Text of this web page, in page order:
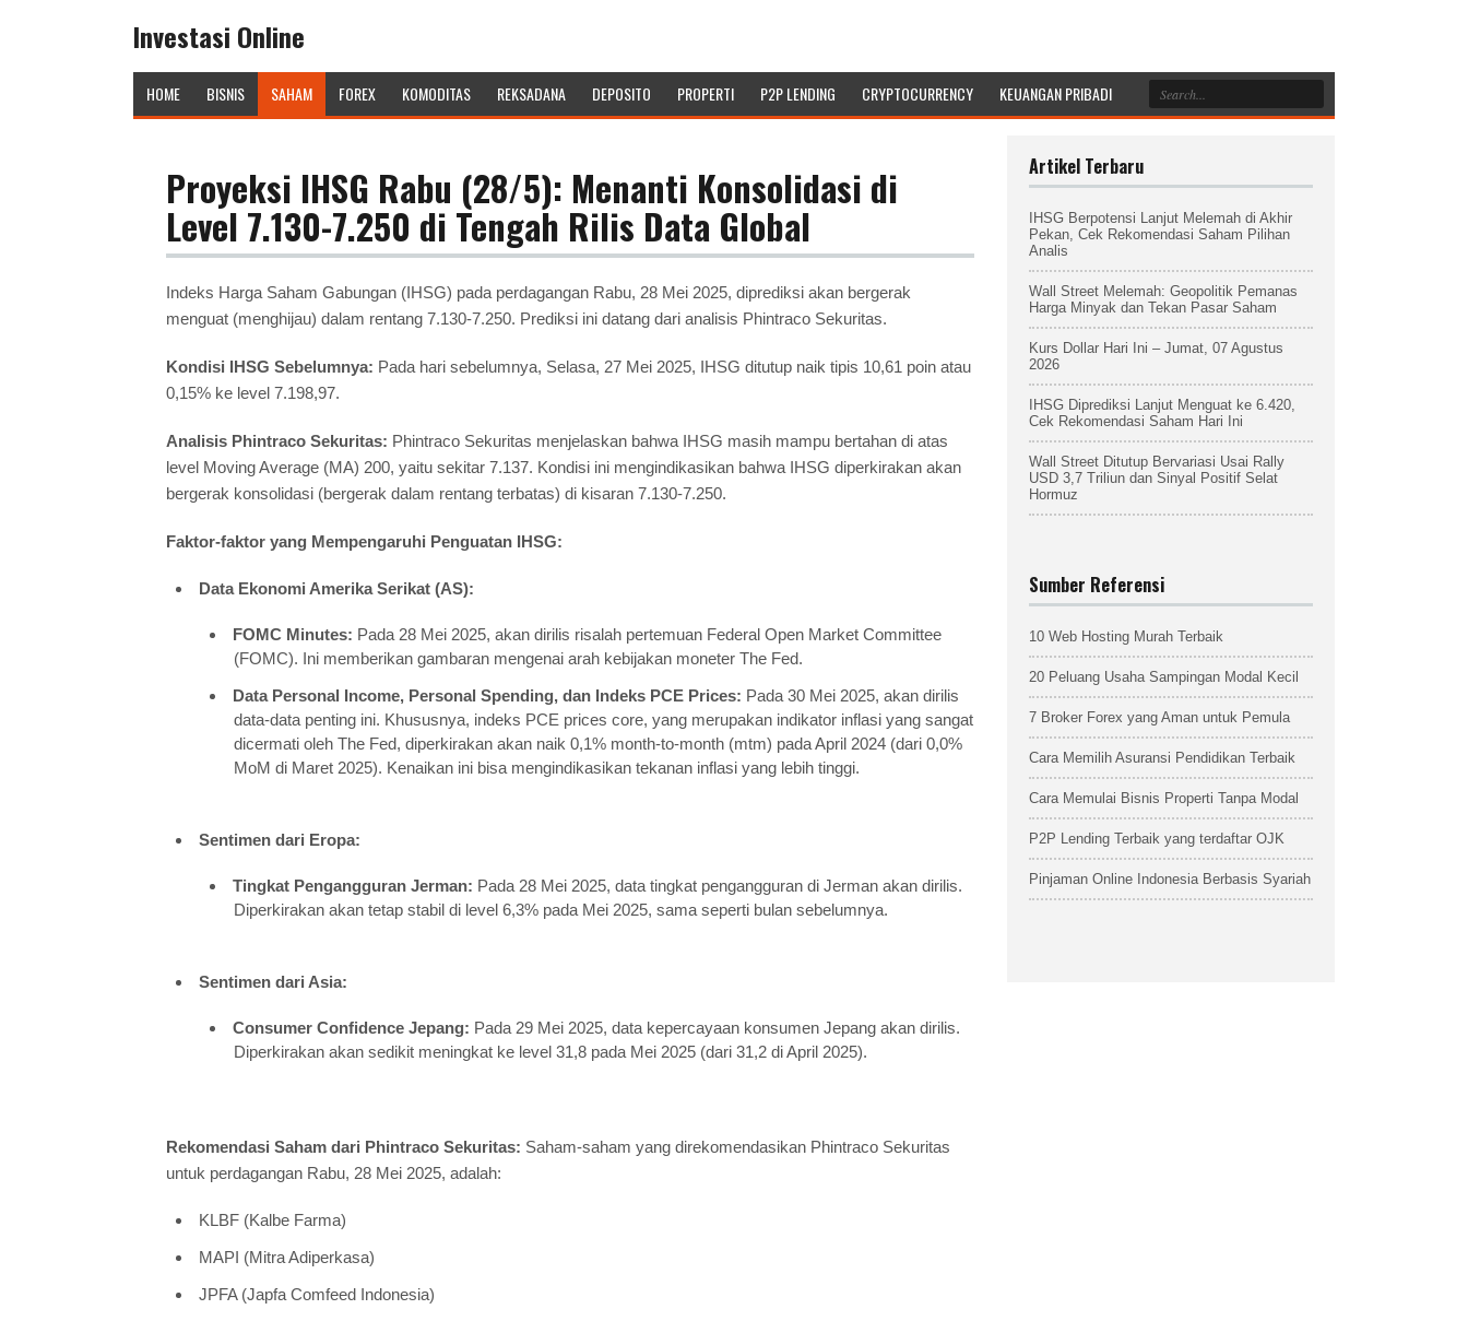
Investasi Online
HOME BISNIS SAHAM FOREX KOMODITAS REKSADANA DEPOSITO PROPERTI P2P LENDING CRYPTOCURRENCY KEUANGAN PRIBADI
Proyeksi IHSG Rabu (28/5): Menanti Konsolidasi di
Level 7.130-7.250 di Tengah Rilis Data Global
Indeks Harga Saham Gabungan (IHSG) pada perdagangan Rabu, 28 Mei 2025, diprediksi akan bergerak
menguat (menghijau) dalam rentang 7.130-7.250. Prediksi ini datang dari analisis Phintraco Sekuritas.
Kondisi IHSG Sebelumnya: Pada hari sebelumnya, Selasa, 27 Mei 2025, IHSG ditutup naik tipis 10,61 poin atau
0,15% ke level 7.198,97.
Analisis Phintraco Sekuritas: Phintraco Sekuritas menjelaskan bahwa IHSG masih mampu bertahan di atas
level Moving Average (MA) 200, yaitu sekitar 7.137. Kondisi ini mengindikasikan bahwa IHSG diperkirakan akan
bergerak konsolidasi (bergerak dalam rentang terbatas) di kisaran 7.130-7.250.
Faktor-faktor yang Mempengaruhi Penguatan IHSG:
Data Ekonomi Amerika Serikat (AS):
FOMC Minutes: Pada 28 Mei 2025, akan dirilis risalah pertemuan Federal Open Market Committee
(FOMC). Ini memberikan gambaran mengenai arah kebijakan moneter The Fed.
Data Personal Income, Personal Spending, dan Indeks PCE Prices: Pada 30 Mei 2025, akan dirilis
data-data penting ini. Khususnya, indeks PCE prices core, yang merupakan indikator inflasi yang sangat
dicermati oleh The Fed, diperkirakan akan naik 0,1% month-to-month (mtm) pada April 2024 (dari 0,0%
MoM di Maret 2025). Kenaikan ini bisa mengindikasikan tekanan inflasi yang lebih tinggi.
Sentimen dari Eropa:
Tingkat Pengangguran Jerman: Pada 28 Mei 2025, data tingkat pengangguran di Jerman akan dirilis.
Diperkirakan akan tetap stabil di level 6,3% pada Mei 2025, sama seperti bulan sebelumnya.
Sentimen dari Asia:
Consumer Confidence Jepang: Pada 29 Mei 2025, data kepercayaan konsumen Jepang akan dirilis.
Diperkirakan akan sedikit meningkat ke level 31,8 pada Mei 2025 (dari 31,2 di April 2025).
Rekomendasi Saham dari Phintraco Sekuritas: Saham-saham yang direkomendasikan Phintraco Sekuritas
untuk perdagangan Rabu, 28 Mei 2025, adalah:
KLBF (Kalbe Farma)
MAPI (Mitra Adiperkasa)
JPFA (Japfa Comfeed Indonesia)
Artikel Terbaru
IHSG Berpotensi Lanjut Melemah di Akhir
Pekan, Cek Rekomendasi Saham Pilihan
Analis
Wall Street Melemah: Geopolitik Pemanas
Harga Minyak dan Tekan Pasar Saham
Kurs Dollar Hari Ini – Jumat, 07 Agustus
2026
IHSG Diprediksi Lanjut Menguat ke 6.420,
Cek Rekomendasi Saham Hari Ini
Wall Street Ditutup Bervariasi Usai Rally
USD 3,7 Triliun dan Sinyal Positif Selat
Hormuz
Sumber Referensi
10 Web Hosting Murah Terbaik
20 Peluang Usaha Sampingan Modal Kecil
7 Broker Forex yang Aman untuk Pemula
Cara Memilih Asuransi Pendidikan Terbaik
Cara Memulai Bisnis Properti Tanpa Modal
P2P Lending Terbaik yang terdaftar OJK
Pinjaman Online Indonesia Berbasis Syariah